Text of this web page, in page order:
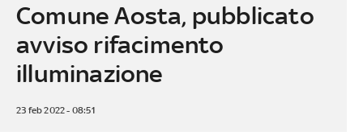
Comune Aosta, pubblicato
avviso rifacimento
illuminazione
23 feb 2022 - 08:51